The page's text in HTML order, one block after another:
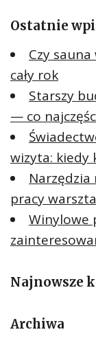
jOstatnie
Czy
cały rok
Starszy
— co
wizyta: kiedy
pracy
Winylowe
Najnowsze
Archiwa